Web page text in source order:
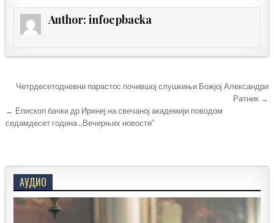
Author:infoepbacka
Кретање
чланка
Четрдесетодневни парастос почившој слушкињи Божјој Александри
Ратник →
← Епископ бачки др Иринеј на свечаној академији поводом
седамдесет година „Вечерњих новостиˮ
АУДИО